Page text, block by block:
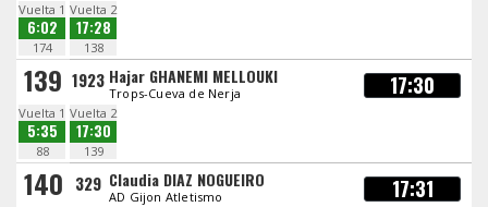
Vuelta 1
6:02
174
Vuelta 2
17:28
138
139 1923 Hajar GHANEMI MELLOUKI
Trops-Cueva de Nerja 17:30
Vuelta 1
5:35
88
Vuelta 2
17:30
139
140 329 Claudia DIAZ NOGUEIRO
AD Gijon Atletismo 17:31